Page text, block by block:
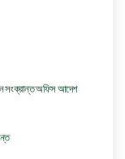
সংক্রান্ত অফিস আদেশ